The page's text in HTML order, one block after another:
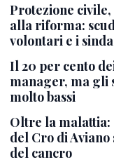
Protezione
alla riforma:
volontari e i
Il 20 per cento
manager, ma gli
molto bassi
Oltre la malattia:
del Cro di
del cancro